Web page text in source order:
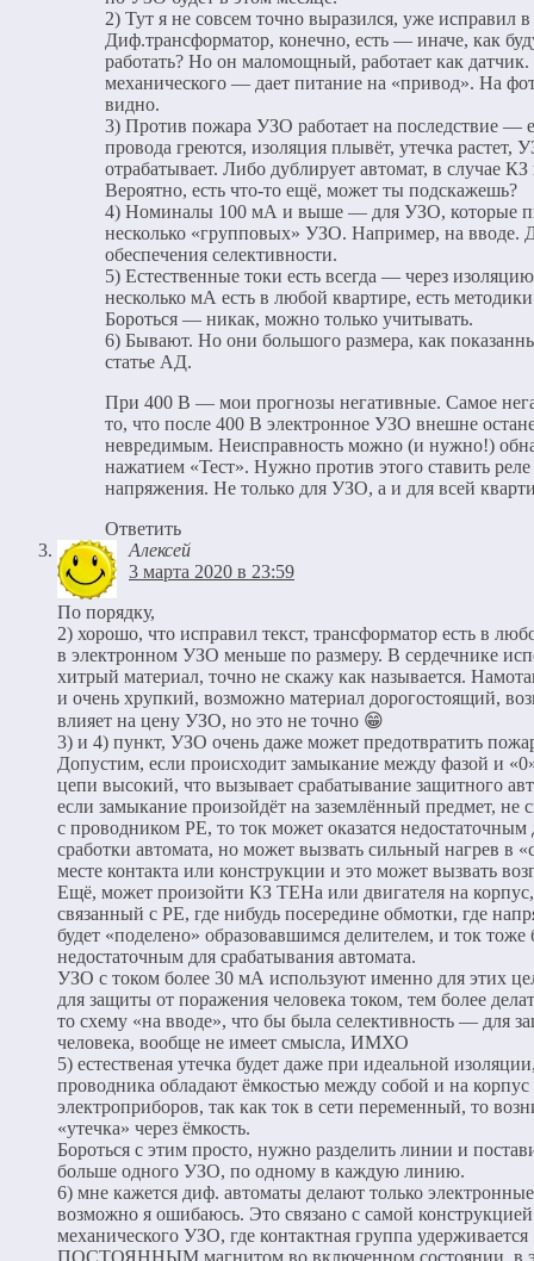
2) Тут я не совсем точно выразился, уже исправил в
Диф.трансформатор, конечно, есть — иначе, как
работать? Но он маломощный, работает как
механического — дает питание на «привод». На
видно.
3) Против пожара УЗО работает на последствие —
провода греются, изоляция плывёт, утечка растет,
отрабатывает. Либо дублирует автомат, в случае
Вероятно, есть что-то ещё, может ты подскажешь?
4) Номиналы 100 мА и выше — для УЗО, которые
несколько «групповых» УЗО. Например, на вводе.
обеспечения селективности.
5) Естественные токи есть всегда — через
несколько мА есть в любой квартире, есть методики
Бороться — никак, можно только учитывать.
6) Бывают. Но они большого размера, как
статье АД.
При 400 В — мои прогнозы негативные. Самое
то, что после 400 В электронное УЗО внешне
невредимым. Неисправность можно (и нужно!)
нажатием «Тест». Нужно против этого ставить реле
напряжения. Не только для УЗО, а и для всей
Ответить
Алексей
3 марта 2020 в 23:59
По порядку,
2) хорошо, что исправил текст, трансформатор есть в
в электронном УЗО меньше по размеру. В сердечнике
хитрый материал, точно не скажу как называется.
и очень хрупкий, возможно материал дорогостоящий,
влияет на цену УЗО, но это не точно 😁
3) и 4) пункт, УЗО очень даже может предотвратить
Допустим, если происходит замыкание между фазой и
цепи высокий, что вызывает срабатывание защитного
если замыкание произойдёт на заземлённый предмет, не
с проводником PE, то ток может оказатся недостаточным
сработки автомата, но может вызвать сильный нагрев в
месте контакта или конструкции и это может вызвать
Ещё, может произойти КЗ ТЕНа или двигателя на корпус,
связанный с PE, где нибудь посередине обмотки, где
будет «поделено» образовавшимся делителем, и ток тоже
недостаточным для срабатывания автомата.
УЗО с током более 30 мА используют именно для этих
для защиты от поражения человека током, тем более
то схему «на вводе», что бы была селективность — для
человека, вообще не имеет смысла, ИМХО
5) естественая утечка будет даже при идеальной
проводника обладают ёмкостью между собой и на корпус
электроприборов, так как ток в сети переменный, то
«утечка» через ёмкость.
Бороться с этим просто, нужно разделить линии и
больше одного УЗО, по одному в каждую линию.
6) мне кажется диф. автоматы делают только
возможно я ошибаюсь. Это связано с самой конструкцией
механического УЗО, где контактная группа удерживается
ПОСТОЯННЫМ магнитом во включенном состоянии, в